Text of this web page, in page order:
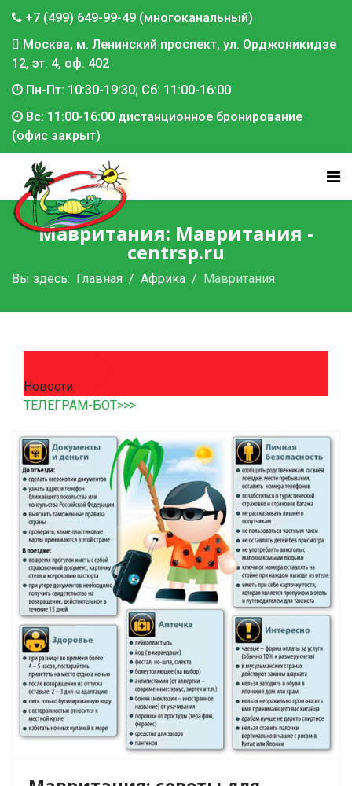
+7 (499) 649-99-49 (многоканальный)
Москва, м. Ленинский проспект, ул. Орджоникидзе
12, эт. 4, оф. 402
Пн-Пт: 10:30-19:30; Сб: 11:00-16:00
Вс: 11:00-16:00 дистанционное бронирование
(офис закрыт)
Мавритания: Мавритания -
centrsp.ru
Вы здесь: Главная Африка Мавритания
Новости
ТЕЛЕГРАМ-БОТ>>>